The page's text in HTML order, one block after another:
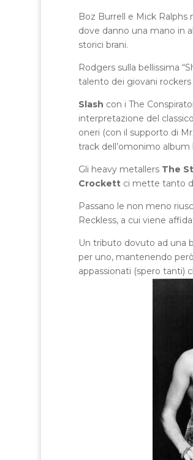
Boz Burrell e Mick Ralphs
dove danno una mano in
storici brani.
Rodgers sulla bellissima
talento dei giovani rockers
Slash con i The
interpretazione del
oneri (con il supporto di
track dell’omonimo album
Gli heavy metallersThe
Crockettci mette tanto
Passano le non meno
Reckless, a cui viene
Un tributo dovuto ad una
per uno, mantenendo
appassionati (spero tanti)